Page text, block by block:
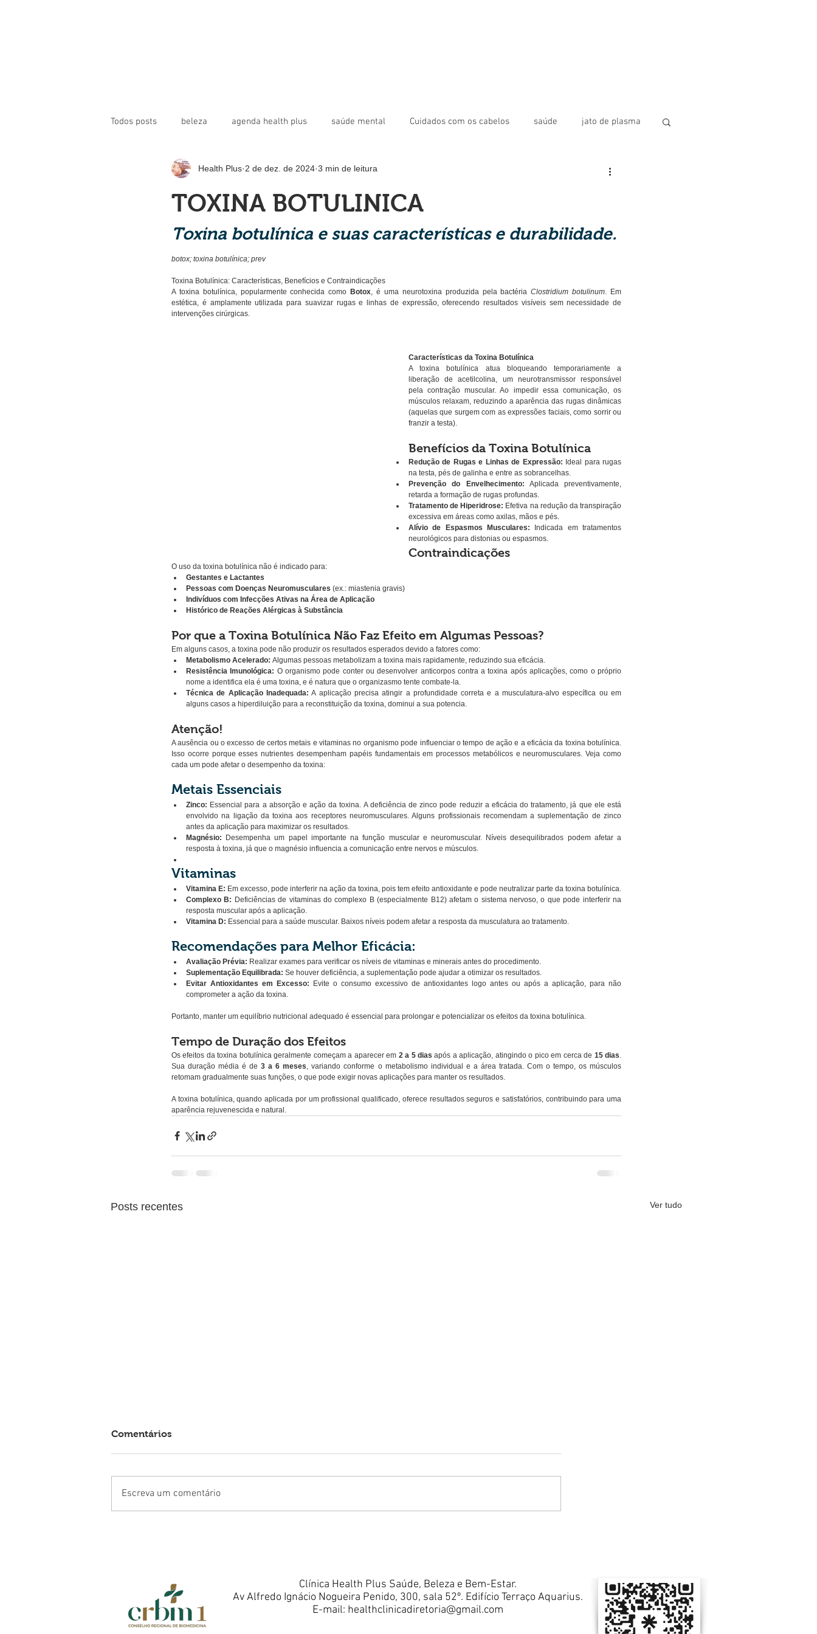
Todos posts beleza agenda health plus saúde mental Cuidados com os cabelos saúde jato de plasma
toxina botulínica beleza toxina botulínica bioestimulador Fios de PDO
TOXINA BOTULINICA
Health Plus 2 de dez. de 2024 3 min de leitura
Toxina botulínica e suas características e durabilidade.
botox; toxina botulínica; prev
Toxina Botulínica: Características, Benefícios e Contraindicações
A toxina botulínica, popularmente conhecida como Botox, é uma neurotoxina produzida pela bactéria Clostridium botulinum. Em
estética, é amplamente utilizada para suavizar rugas e linhas de expressão, oferecendo resultados visíveis sem necessidade de
intervenções cirúrgicas.
Características da Toxina Botulínica
A toxina botulínica atua bloqueando temporariamente a
liberação de acetilcolina, um neurotransmissor responsável
pela contração muscular. Ao impedir essa comunicação, os
músculos relaxam, reduzindo a aparência das rugas dinâmicas
(aquelas que surgem com as expressões faciais, como sorrir ou
franzir a testa).
Benefícios da Toxina Botulínica
Redução de Rugas e Linhas de Expressão: Ideal para rugas
na testa, pés de galinha e entre as sobrancelhas.
Prevenção do Envelhecimento: Aplicada preventivamente,
retarda a formação de rugas profundas.
Tratamento de Hiperidrose: Efetiva na redução da transpiração
excessiva em áreas como axilas, mãos e pés.
Alívio de Espasmos Musculares: Indicada em tratamentos
neurológicos para distonias ou espasmos.
Contraindicações
O uso da toxina botulínica não é indicado para:
Gestantes e Lactantes
Pessoas com Doenças Neuromusculares (ex.: miastenia gravis)
Indivíduos com Infecções Ativas na Área de Aplicação
Histórico de Reações Alérgicas à Substância
Por que a Toxina Botulínica Não Faz Efeito em Algumas Pessoas?
Em alguns casos, a toxina pode não produzir os resultados esperados devido a fatores como:
Metabolismo Acelerado: Algumas pessoas metabolizam a toxina mais rapidamente, reduzindo sua eficácia.
Resistência Imunológica: O organismo pode conter ou desenvolver anticorpos contra a toxina após aplicações, como o próprio
nome a identifica ela é uma toxina, e é natura que o organizasmo tente combate-la.
Técnica de Aplicação Inadequada: A aplicação precisa atingir a profundidade correta e a musculatura-alvo específica ou em
alguns casos a hiperdiluição para a reconstituição da toxina, dominui a sua potencia.
Atenção!
A ausência ou o excesso de certos metais e vitaminas no organismo pode influenciar o tempo de ação e a eficácia da toxina botulínica.
Isso ocorre porque esses nutrientes desempenham papéis fundamentais em processos metabólicos e neuromusculares. Veja como
cada um pode afetar o desempenho da toxina:
Metais Essenciais
Zinco: Essencial para a absorção e ação da toxina. A deficiência de zinco pode reduzir a eficácia do tratamento, já que ele está
envolvido na ligação da toxina aos receptores neuromusculares. Alguns profissionais recomendam a suplementação de zinco
antes da aplicação para maximizar os resultados.
Magnésio: Desempenha um papel importante na função muscular e neuromuscular. Níveis desequilibrados podem afetar a
resposta à toxina, já que o magnésio influencia a comunicação entre nervos e músculos.
Vitaminas
Vitamina E: Em excesso, pode interferir na ação da toxina, pois tem efeito antioxidante e pode neutralizar parte da toxina botulínica.
Complexo B: Deficiências de vitaminas do complexo B (especialmente B12) afetam o sistema nervoso, o que pode interferir na
resposta muscular após a aplicação.
Vitamina D: Essencial para a saúde muscular. Baixos níveis podem afetar a resposta da musculatura ao tratamento.
Recomendações para Melhor Eficácia:
Avaliação Prévia: Realizar exames para verificar os níveis de vitaminas e minerais antes do procedimento.
Suplementação Equilibrada: Se houver deficiência, a suplementação pode ajudar a otimizar os resultados.
Evitar Antioxidantes em Excesso: Evite o consumo excessivo de antioxidantes logo antes ou após a aplicação, para não
comprometer a ação da toxina.
Portanto, manter um equilíbrio nutricional adequado é essencial para prolongar e potencializar os efeitos da toxina botulínica.
Tempo de Duração dos Efeitos
Os efeitos da toxina botulínica geralmente começam a aparecer em 2 a 5 dias após a aplicação, atingindo o pico em cerca de 15 dias.
Sua duração média é de 3 a 6 meses, variando conforme o metabolismo individual e a área tratada. Com o tempo, os músculos
retomam gradualmente suas funções, o que pode exigir novas aplicações para manter os resultados.
A toxina botulínica, quando aplicada por um profissional qualificado, oferece resultados seguros e satisfatórios, contribuindo para uma
aparência rejuvenescida e natural.
Posts recentes Ver tudo
Indicado para Sua Pele.
Comentários
Escreva um comentário
Clínica Health Plus Saúde, Beleza e Bem-Estar.
Av Alfredo Ignácio Nogueira Penido, 300, sala 52º. Edifício Terraço Aquarius.
E-mail: healthclinicadiretoria@gmail.com